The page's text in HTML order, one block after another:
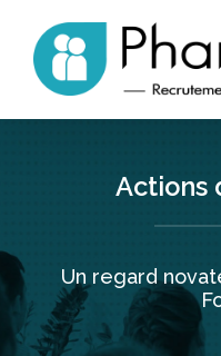
content
Actions
Un regard